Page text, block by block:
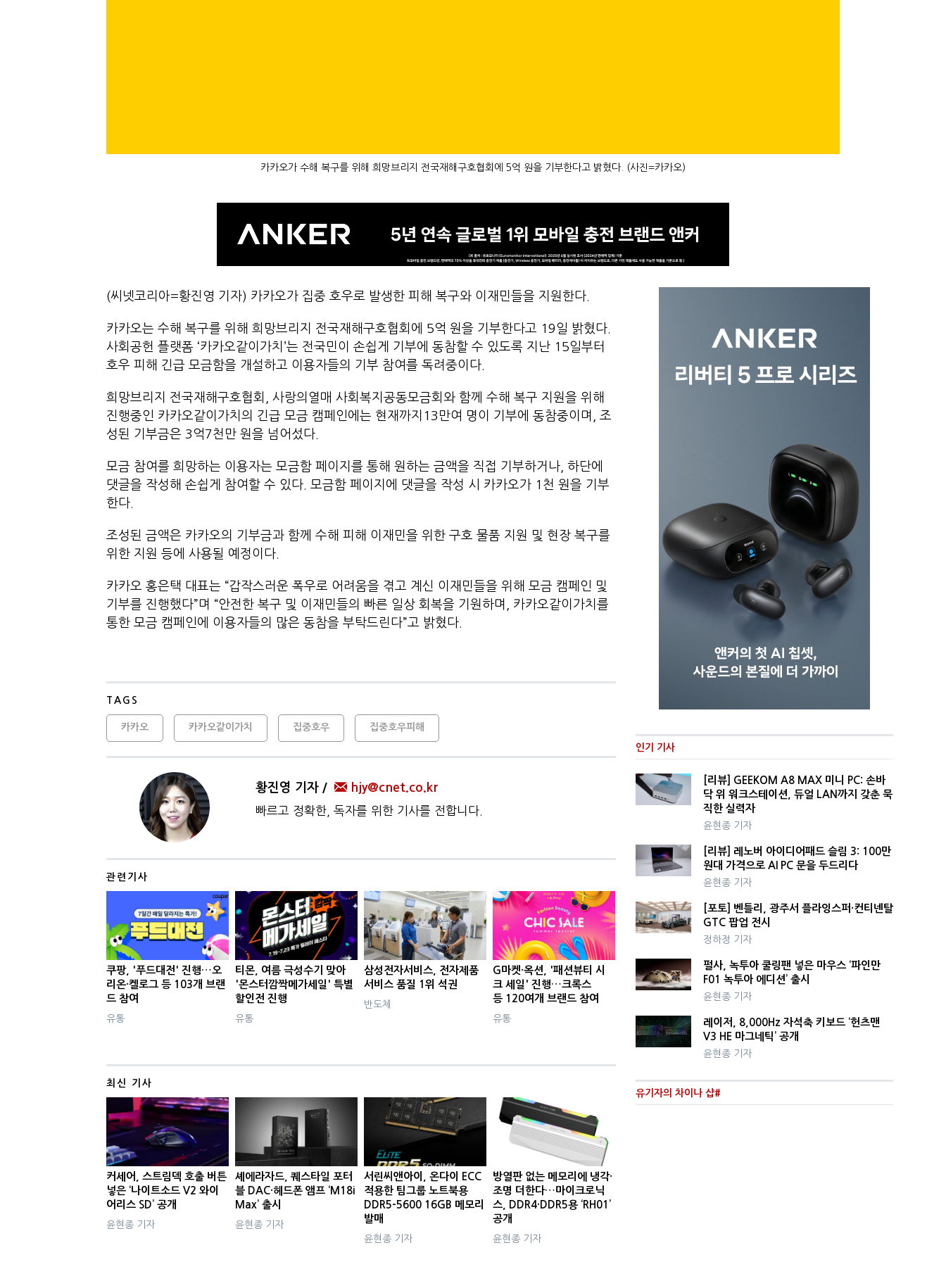
카카오가 수해 복구를 위해 희망브리지 전국재해구호협회에 5억 원을 기부한다고 밝혔다. (사진=카카오)
(씨넷코리아=황진영 기자) 카카오가 집중 호우로 발생한 피해 복구와 이재민들을 지원한다.
카카오는 수해 복구를 위해 희망브리지 전국재해구호협회에 5억 원을 기부한다고 19일 밝혔다.
사회공헌 플랫폼 ‘카카오같이가치’는 전국민이 손쉽게 기부에 동참할 수 있도록 지난 15일부터
호우 피해 긴급 모금함을 개설하고 이용자들의 기부 참여를 독려중이다.
희망브리지 전국재해구호협회, 사랑의열매 사회복지공동모금회와 함께 수해 복구 지원을 위해
진행중인 카카오같이가치의 긴급 모금 캠페인에는 현재까지13만여 명이 기부에 동참중이며, 조
성된 기부금은 3억7천만 원을 넘어섰다.
모금 참여를 희망하는 이용자는 모금함 페이지를 통해 원하는 금액을 직접 기부하거나, 하단에
댓글을 작성해 손쉽게 참여할 수 있다. 모금함 페이지에 댓글을 작성 시 카카오가 1천 원을 기부
한다.
조성된 금액은 카카오의 기부금과 함께 수해 피해 이재민을 위한 구호 물품 지원 및 현장 복구를
위한 지원 등에 사용될 예정이다.
카카오 홍은택 대표는 “갑작스러운 폭우로 어려움을 겪고 계신 이재민들을 위해 모금 캠페인 및
기부를 진행했다”며 “안전한 복구 및 이재민들의 빠른 일상 회복을 기원하며, 카카오같이가치를
통한 모금 캠페인에 이용자들의 많은 동참을 부탁드린다”고 밝혔다.
TAGS
카카오 카카오같이가치 집중호우 집중호우피해
황진영 기자 hjy@cnet.co.kr
빠르고 정확한, 독자를 위한 기사를 전합니다.
관련기사
쿠팡, '푸드대전' 진행…오
리온·켈로그 등 103개 브랜
드 참여
유통
티몬, 여름 극성수기 맞아
'몬스터깜짝메가세일' 특별
할인전 진행
유통
삼성전자서비스, 전자제품
서비스 품질 1위 석권
반도체
G마켓·옥션, '패션뷰티 시
크 세일' 진행…크록스
등 120여개 브랜드 참여
유통
최신 기사
커세어, 스트림덱 호출 버튼
넣은 ‘나이트소드 V2 와이
어리스 SD’ 공개
윤현종 기자
셰에라자드, 퀘스타일 포터
블 DAC·헤드폰 앰프 ‘M18i
Max’ 출시
윤현종 기자
서린씨앤아이, 온다이 ECC
적용한 팀그룹 노트북용
DDR5-5600 16GB 메모리
발매
윤현종 기자
방열판 없는 메모리에 냉각·
조명 더한다…마이크로닉
스, DDR4·DDR5용 ‘RH01’
공개
윤현종 기자
인기 기사
[리뷰] GEEKOM A8 MAX 미니 PC: 손바
닥 위 워크스테이션, 듀얼 LAN까지 갖춘 묵
직한 실력자
윤현종 기자
[리뷰] 레노버 아이디어패드 슬림 3: 100만
원대 가격으로 AI PC 문을 두드리다
윤현종 기자
[포토] 벤틀리, 광주서 플라잉스퍼·컨티넨탈
GTC 팝업 전시
정하정 기자
펄사, 녹투아 쿨링팬 넣은 마우스 ‘파인만
F01 녹투아 에디션’ 출시
윤현종 기자
레이저, 8,000Hz 자석축 키보드 ‘헌츠맨
V3 HE 마그네틱’ 공개
윤현종 기자
유기자의 차이나 샵#